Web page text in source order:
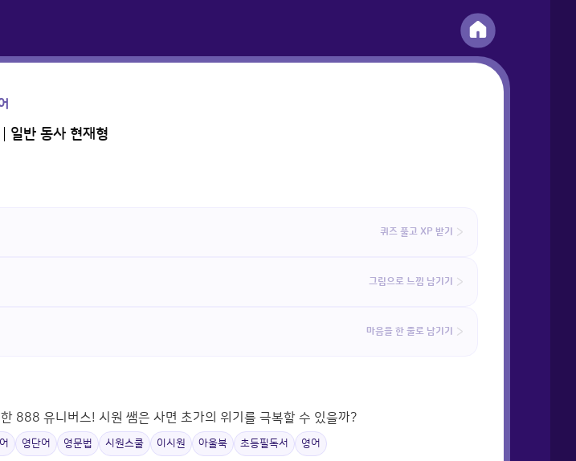
일반 동사 현재형
퀴즈 풀고 XP 받기
그림으로 느낌 남기기
마음을 한 줄로 남기기
888 유니버스! 시원 쌤은 사면 초가의 위기를 극복할 수 있을까?
영단어 영문법 시원스쿨 이시원 아울북 초등필독서 영어